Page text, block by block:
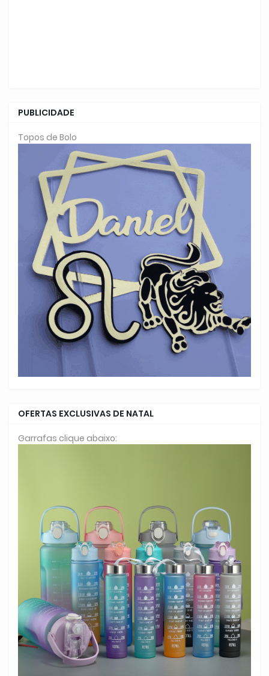
PUBLICIDADE
Topos de Bolo
OFERTAS EXCLUSIVAS DE NATAL
Garrafas clique abaixo: